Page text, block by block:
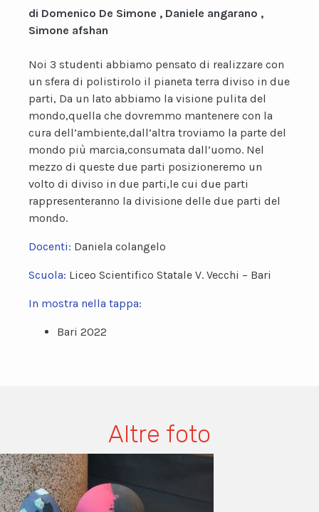
di Domenico De Simone , Daniele angarano ,
Simone afshan
Noi 3 studenti abbiamo pensato di realizzare con
un sfera di polistirolo il pianeta terra diviso in due
parti, Da un lato abbiamo la visione pulita del
mondo,quella che dovremmo mantenere con la
cura dell’ambiente,dall’altra troviamo la parte del
mondo più marcia,consumata dall’uomo. Nel
mezzo di queste due parti posizioneremo un
volto di diviso in due parti,le cui due parti
rappresenteranno la divisione delle due parti del
mondo.
Docenti: Daniela colangelo
Scuola: Liceo Scientifico Statale V. Vecchi – Bari
In mostra nella tappa:
Bari 2022
Altre foto